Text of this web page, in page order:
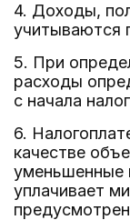
4. Доходы,
учитываются
5. При
расходы
с начала
6.
качестве
уменьшенные
уплачивает